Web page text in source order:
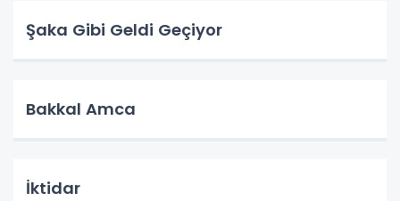
Şaka Gibi Geldi Geçiyor
Bakkal Amca
İktidar